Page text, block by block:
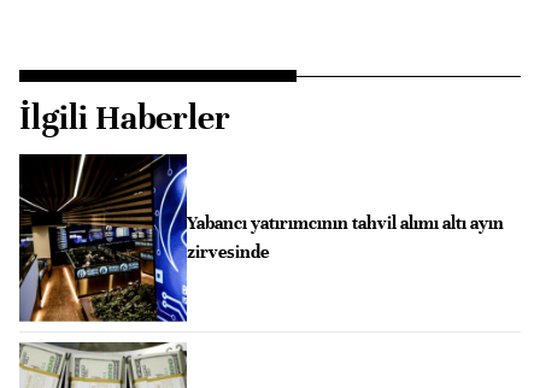
İlgili Haberler
Yabancı yatırımcının tahvil alımı altı ayın
zirvesinde